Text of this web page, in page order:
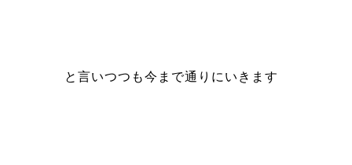
と言いつつも今まで通りにいきます